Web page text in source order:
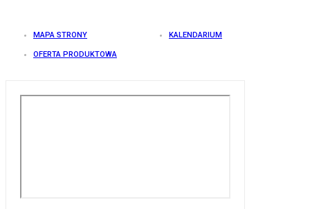
MAPA STRONY KALENDARIUM
OFERTA PRODUKTOWA